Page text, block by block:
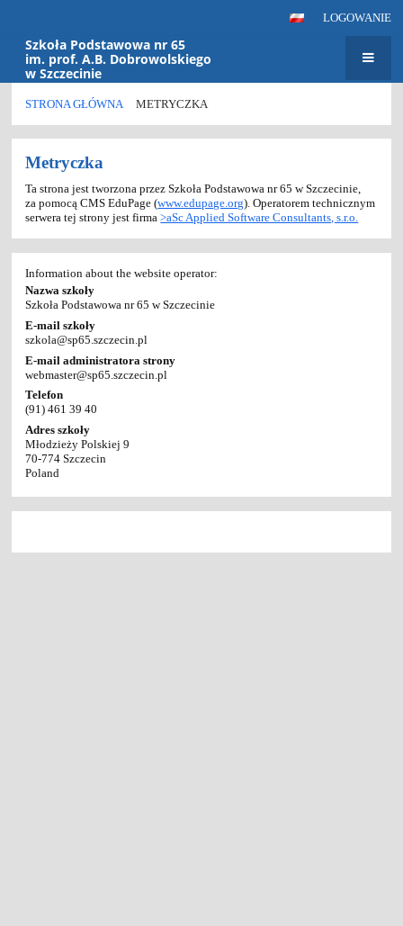
LOGOWANIE
Szkoła Podstawowa nr 65
im. prof. A.B. Dobrowolskiego
w Szczecinie
STRONA GŁÓWNA METRYCZKA
Metryczka
Metryczka
Ta strona jest tworzona przez Szkoła Podstawowa nr 65 w Szczecinie,
za pomocą CMS EduPage (www.edupage.org). Operatorem technicznym
serwera tej strony jest firma>aSc Applied Software Consultants, s.r.o.
Information about the website operator:
Nazwa szkoły
Szkoła Podstawowa nr 65 w Szczecinie
E-mail szkoły
szkola@sp65.szczecin.pl
E-mail administratora strony
webmaster@sp65.szczecin.pl
Telefon
(91) 461 39 40
Adres szkoły
Młodzieży Polskiej 9
70-774 Szczecin
Poland